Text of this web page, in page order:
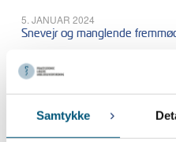
Samtykke
5. JANUAR 2024
Snevejr og manglende
December 2023
14. DECEMBER 2023
Præcisering vedr. afskaffelsen